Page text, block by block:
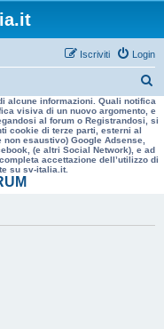
Login
Iscriviti
e
r
a
alcune informazioni. Quali notifica
visiva di un nuovo argomento, e
al forum o Registrandosi, si
cookie di terze parti, esterni al
esaustivo) Google Adsense,
(e altri Social Network), e ad
accettazione dell’utilizzo di
su sv-italia.it.